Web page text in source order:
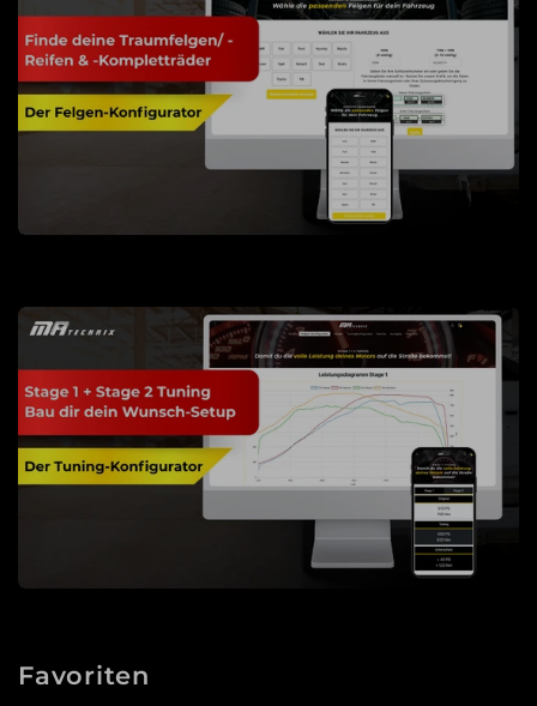
Favoriten